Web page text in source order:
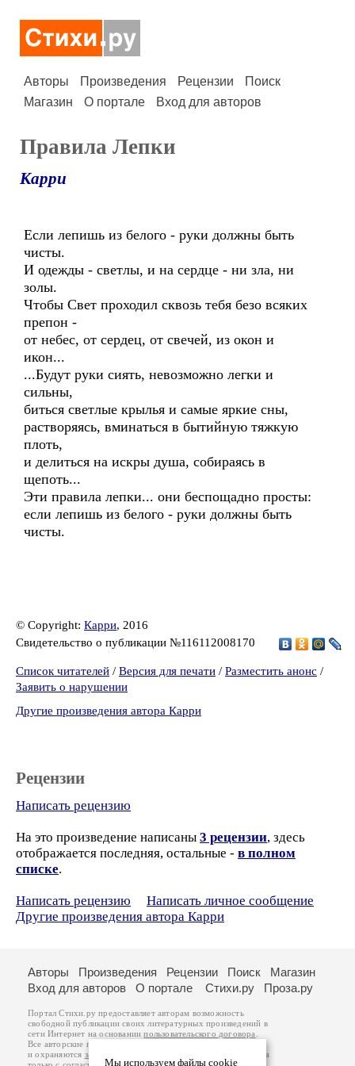
Авторы Произведения Рецензии
Поиск
Магазин
О портале Вход для авторов
Правила Лепки
Карри
Если лепишь из белого - руки должны быть
чисты.
И одежды - светлы, и на сердце - ни зла, ни
золы.
Чтобы Свет проходил сквозь тебя безо всяких
препон -
от небес, от сердец, от свечей, из окон и
икон...
...Будут руки сиять, невозможно легки и
сильны,
биться светлые крылья и самые яркие сны,
растворяясь, вминаться в бытийную тяжкую
плоть,
и делиться на искры душа, собираясь в
щепоть...
Эти правила лепки... они беспощадно просты:
если лепишь из белого - руки должны быть
чисты.
© Copyright: Карри, 2016
Свидетельство о публикации №116112008170
Список читателей / Версия для печати / Разместить анонс /
Заявить о нарушении
Другие произведения автора Карри
Рецензии
Написать рецензию
На это произведение написаны 3 рецензии, здесь
отображается последняя, остальные - в полном
списке.
Написать рецензию
Написать личное сообщение
Другие произведения автора Карри
Мы используем файлы cookie
Авторы Произведения Рецензии Поиск
Магазин
Вход для авторов
О портале Стихи.ру Проза.ру
Портал Стихи.ру предоставляет авторам возможность
свободной публикации своих литературных произведений в
сети Интернет на основаниипользовательского договора
Все авторские права на произведения принадлежат авторам
и охраняются законом
. Перепечатка произведений возможна